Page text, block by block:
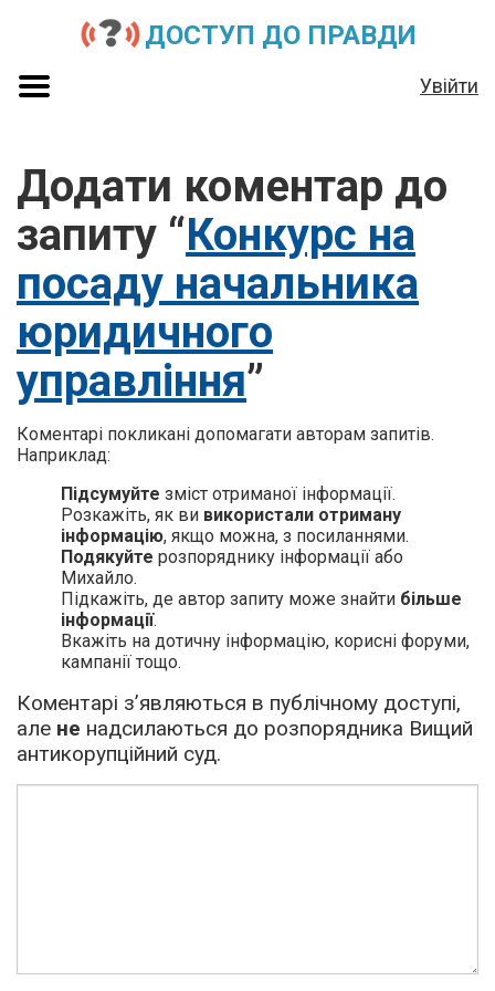
ДОСТУП ДО ПРАВДИ
Увійти
Додати коментар до
запиту “Конкурс на
посаду начальника
юридичного
управління”
Коментарі покликані допомагати авторам запитів.
Наприклад:
Підсумуйте зміст отриманої інформації.
Розкажіть, як ви використали отриману
інформацію, якщо можна, з посиланнями.
Подякуйте розпоряднику інформації або
Михайло.
Підкажіть, де автор запиту може знайти більше
інформації.
Вкажіть на дотичну інформацію, корисні форуми,
кампанії тощо.
Коментарі з’являються в публічному доступі,
але не надсилаються до розпорядника Вищий
антикорупційний суд.